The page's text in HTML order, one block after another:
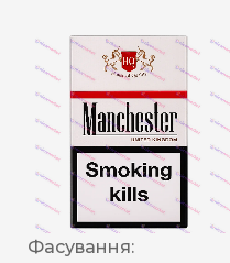
Фасування: